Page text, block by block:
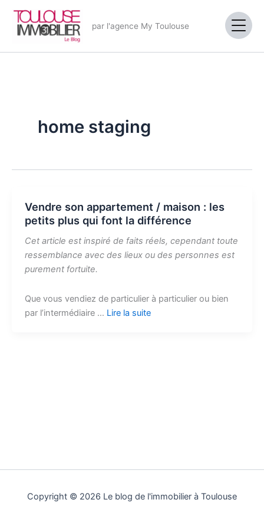
contenu
par l'agence My Toulouse
home staging
Vendre son appartement / maison : les
petits plus qui font la différence
Cet article est inspiré de faits réels, cependant toute
ressemblance avec des lieux ou des personnes est
purement fortuite.
Que vous vendiez de particulier à particulier ou bien
par l’intermédiaire … Lire la suite
Copyright © 2026 Le blog de l'immobilier à Toulouse